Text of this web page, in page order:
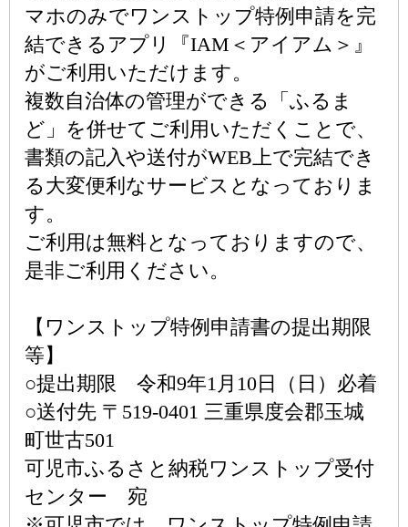
マホのみでワンストップ特例申請を完
結できるアプリ『IAM＜アイアム＞』
がご利用いただけます。
複数自治体の管理ができる「ふるま
ど」を併せてご利用いただくことで、
書類の記入や送付がWEB上で完結でき
る大変便利なサービスとなっておりま
す。
ご利用は無料となっておりますので、
是非ご利用ください。
【ワンストップ特例申請書の提出期限
等】
○提出期限 令和9年1月10日（日）必着
○送付先 〒519-0401 三重県度会郡玉城
町世古501
可児市ふるさと納税ワンストップ受付
センター 宛